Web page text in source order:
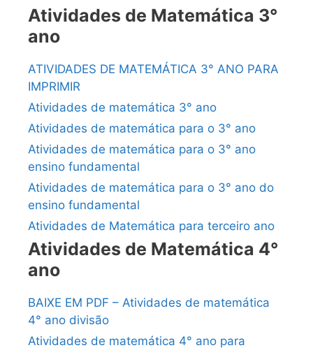
Atividades de Matemática 3°
ano
ATIVIDADES DE MATEMÁTICA 3° ANO PARA
IMPRIMIR
Atividades de matemática 3° ano
Atividades de matemática para o 3° ano
Atividades de matemática para o 3° ano
ensino fundamental
Atividades de matemática para o 3° ano do
ensino fundamental
Atividades de Matemática para terceiro ano
Atividades de Matemática 4°
ano
BAIXE EM PDF – Atividades de matemática
4° ano divisão
Atividades de matemática 4° ano para